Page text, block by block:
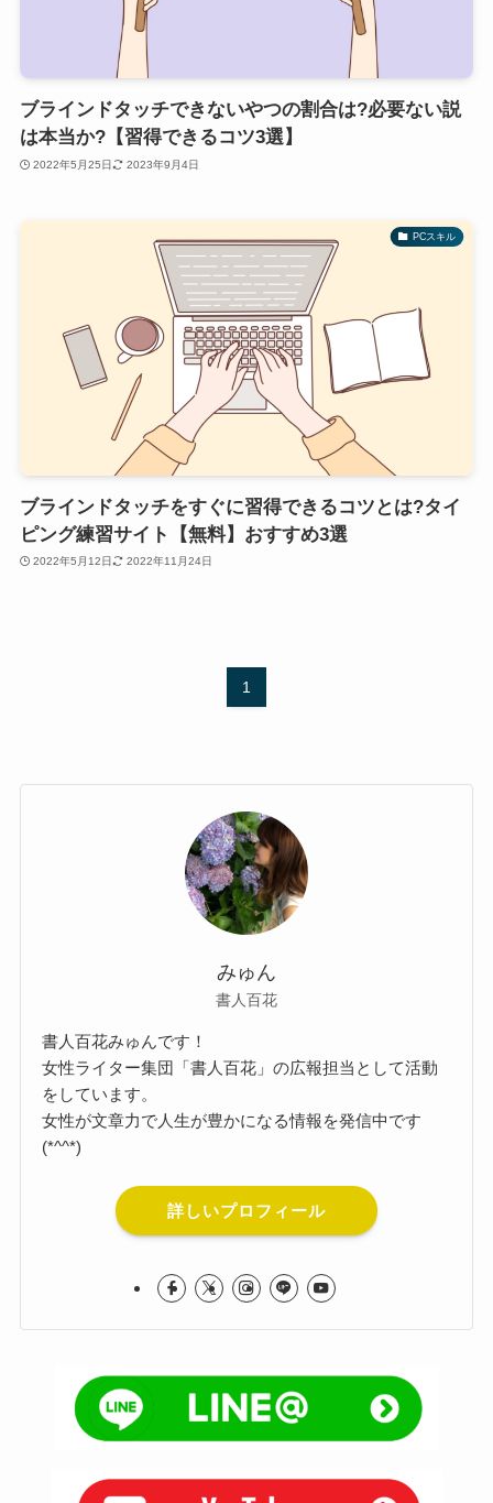
ブラインドタッチできないやつの割合は?必要ない説
は本当か?【習得できるコツ3選】
2022年5月25日 2023年9月4日
PCスキル
ブラインドタッチをすぐに習得できるコツとは?タイ
ピング練習サイト【無料】おすすめ3選
2022年5月12日 2022年11月24日
1
みゅん
書人百花
書人百花みゅんです！
女性ライター集団「書人百花」の広報担当として活動
をしています。
女性が文章力で人生が豊かになる情報を発信中です
(*^^*)
詳しいプロフィール